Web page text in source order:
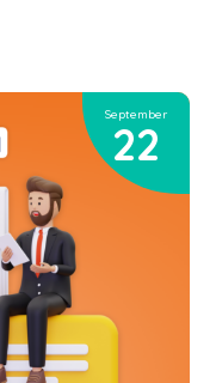
September
22